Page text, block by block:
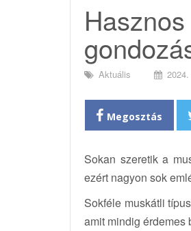
Aktuális
Megosztás
Sokan szeretik a
ezért nagyon sok
Sokféle muskátli
amit mindig érdemes